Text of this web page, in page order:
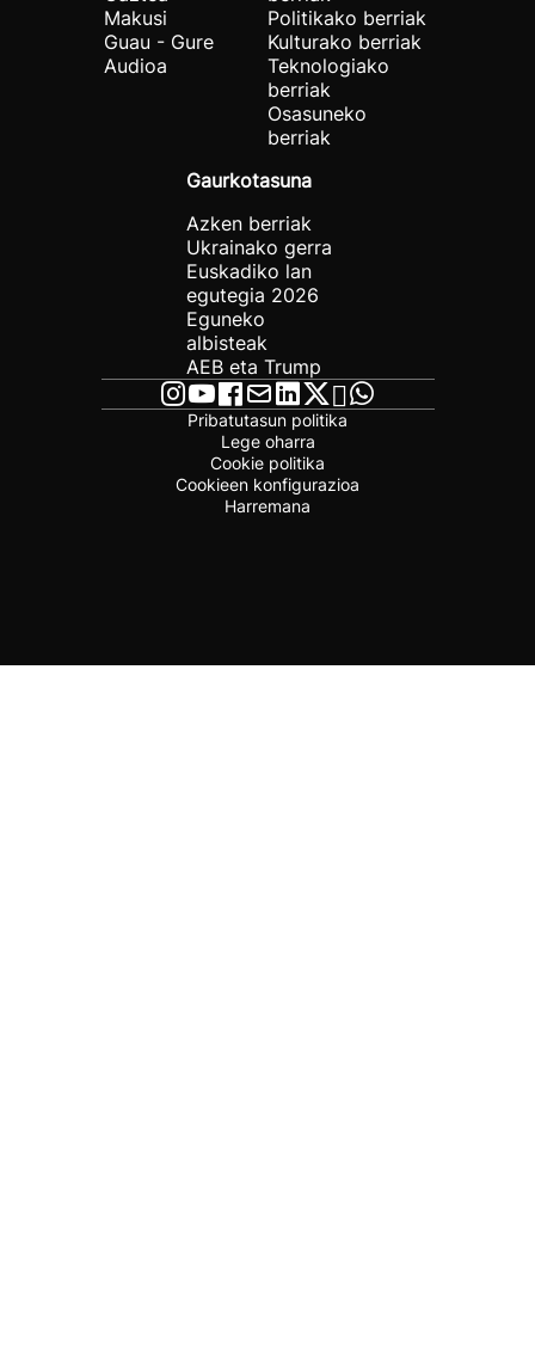
Makusi
Guau - Gure
Audioa
Politikako berriak
Kulturako berriak
Teknologiako
berriak
Osasuneko
berriak
Gaurkotasuna
Azken berriak
Ukrainako gerra
Euskadiko lan
egutegia 2026
Eguneko
albisteak
AEB eta Trump
Pribatutasun politika
Lege oharra
Cookie politika
Cookieen konfigurazioa
Harremana